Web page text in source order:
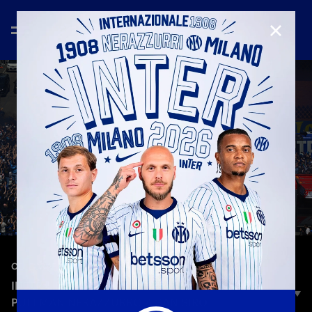
CELEBRATION—17 mag 2026
INTER-HELLAS VERONA, L'ARRIVO DEL
PULLMAN NERAZZURRO A SAN SIRO